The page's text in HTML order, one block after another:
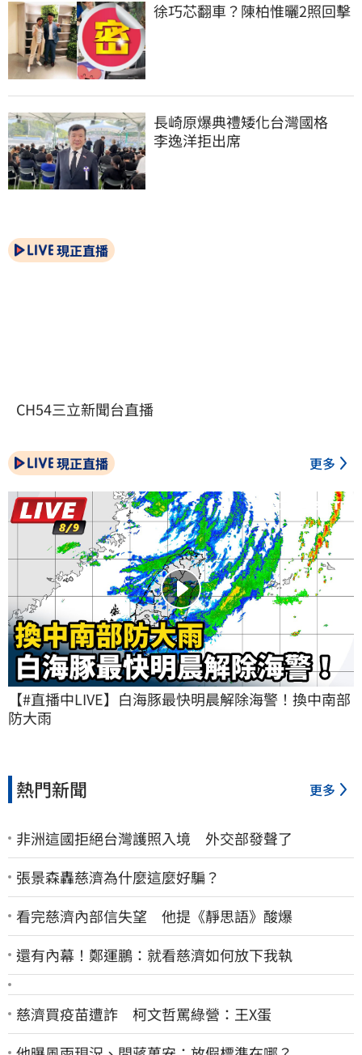
徐巧芯翻車？陳柏惟曬2照回擊
長崎原爆典禮矮化台灣國格
李逸洋拒出席
現正直播
CH54三立新聞台直播
現正直播 更多
【#直播中LIVE】白海豚最快明晨解除海警！換中南部
防大雨
熱門新聞 更多
非洲這國拒絕台灣護照入境 外交部發聲了
張景森轟慈濟為什麼這麼好騙？
看完慈濟內部信失望 他提《靜思語》酸爆
還有內幕！鄭運鵬：就看慈濟如何放下我執
慈濟買疫苗遭詐 柯文哲罵綠營：王X蛋